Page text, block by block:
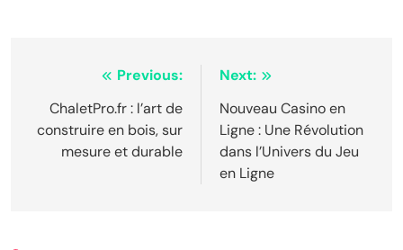
navigation
Previous:
ChaletPro.fr : l’art de
construire en bois, sur
mesure et durable
Next:
Nouveau Casino en
Ligne : Une Révolution
dans l’Univers du Jeu
en Ligne